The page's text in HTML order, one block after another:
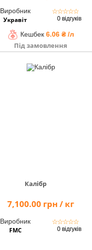
Виробник
Укравіт
☆☆☆☆☆
0 відгуків
Кешбек 6.06 ₴ /л
Під замовлення
Калібр
7,100.00 грн / кг
Виробник
FMC
☆☆☆☆☆
0 відгуків